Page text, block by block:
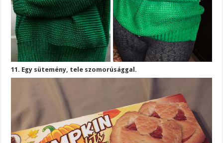
11. Egy sütemény, tele szomorúsággal.